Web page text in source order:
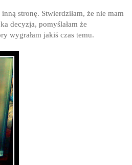
stronę. Stwierdziłam, że nie mam
decyzja, pomyślałam że
wygrałam jakiś czas temu.